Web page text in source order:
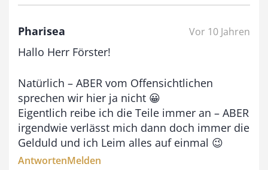
Pharisea Vor 10 Jahren
Hallo Herr Förster!
Natürlich – ABER vom Offensichtlichen
sprechen wir hier ja nicht 😀
Eigentlich reibe ich die Teile immer an – ABER
irgendwie verlässt mich dann doch immer die
Gelduld und ich Leim alles auf einmal 😉
AntwortenMelden